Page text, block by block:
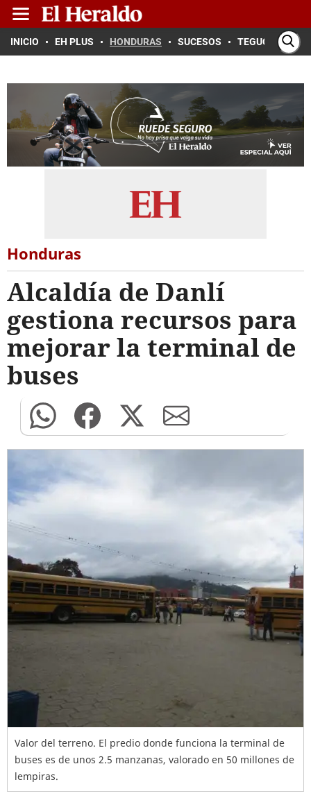
INICIO EH PLUS HONDURAS SUCESOS TEGUCIGALPA
Honduras
Alcaldía de Danlí
gestiona recursos para
mejorar la terminal de
buses
Valor del terreno. El predio donde funciona la terminal de
buses es de unos 2.5 manzanas, valorado en 50 millones de
lempiras.